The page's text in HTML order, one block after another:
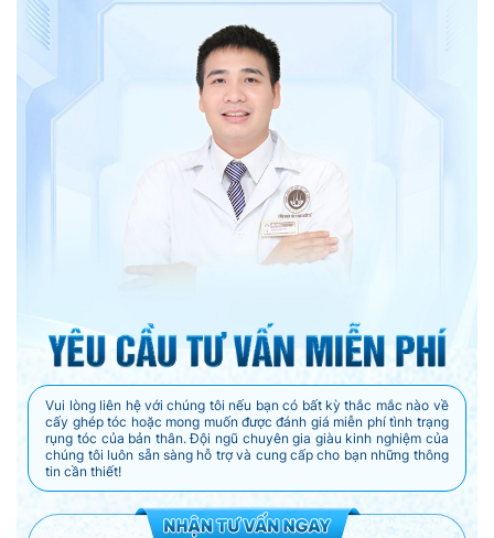
Vui lòng liên hệ với chúng tôi nếu bạn có bất kỳ thắc mắc nào về
cấy ghép tóc hoặc mong muốn được đánh giá miễn phí tình trạng
rụng tóc của bản thân. Đội ngũ chuyên gia giàu kinh nghiệm của
chúng tôi luôn sẵn sàng hỗ trợ và cung cấp cho bạn những thông
tin cần thiết!